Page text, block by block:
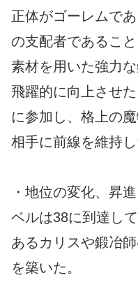
正体がゴーレムで
の支配者であるこ
素材を用いた強力
飛躍的に向上させ
に参加し、格上の
相手に前線を維持し
・地位の変化、昇
ベルは38に到達し
あるカリスや鍛冶
を築いた。